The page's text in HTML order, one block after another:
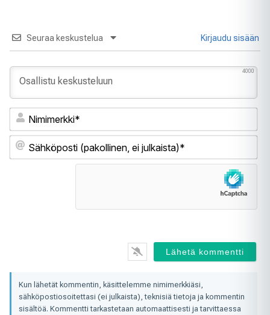
Seuraa keskustelua Kirjaudu sisään
4000
ei
Kun lähetät kommentin, käsittelemme nimimerkkiäsi,
sähköpostiosoitettasi (ei julkaista), teknisiä tietoja ja kommentin
sisältöä. Kommentti tarkastetaan automaattisesti ja tarvittaessa